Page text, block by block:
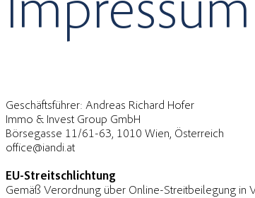
Impressum
Geschäftsführer: Andreas Richard Hofer
Immo & Invest Group GmbH
Börsegasse 11/61-63, 1010 Wien, Österreich
office@iandi.at
EU-Streitschlichtung
Gemäß Verordnung über Online-Streitbeilegung